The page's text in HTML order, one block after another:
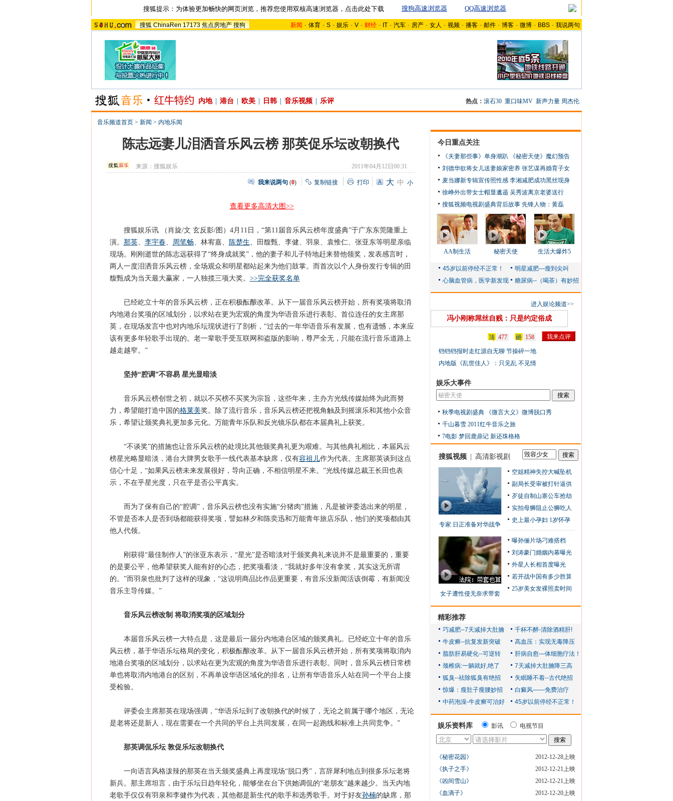
搜狐提示：为体验更加畅快的网页浏览，推荐您使用双核高速浏览器，点击此处下载 搜狗高速浏览器 QQ高速浏览器
搜狐 ChinaRen 17173 焦点房地产 搜狗 新闻 - 体育 - S - 娱乐 - V - 财经 - IT - 汽车 - 房产 - 女人 - 视频 - 播客 - 邮件 - 博客 - 微博 - BBS - 我说两句
内地 港台 欧美 日韩 音乐视频 乐评 热点： 滚石30 重口味MV 新声力量 周杰伦
音乐频道首页 > 新闻 > 内地乐闻
陈志远妻儿泪洒音乐风云榜 那英促乐坛改朝换代
来源：搜狐娱乐 2011年04月12日00:31
我来说两句 (0) 复制链接 打印 大 中 小
查看更多高清大图>>
搜狐娱乐讯 （肖旋/文 玄反影/图）4月11日，“第11届音乐风云榜年度盛典”于广东东莞隆重上
演。 那英、 李宇春、 周笔畅、林宥嘉、 陈楚生、田馥甄、李健、羽泉、袁惟仁、张亚东等明星亲临
现场。刚刚逝世的陈志远获得了“终身成就奖”，他的妻子和儿子特地赶来替他领奖，发表感言时，
两人一度泪洒音乐风云榜，全场观众和明星都站起来为他们鼓掌。而首次以个人身份发行专辑的田
馥甄成为当天最大赢家，一人独揽三项大奖。 >>完全获奖名单
已经屹立十年的音乐风云榜，正在积极酝酿改革。从下一届音乐风云榜开始，所有奖项将取消
内地港台奖项的区域划分，以求站在更为宏观的角度为华语音乐进行表彰。首位连任的女主席那
英，在现场发言中也对内地乐坛现状进行了剖析，“过去的一年华语音乐有发展，也有遗憾，本来应
该有更多年轻歌手出现的。老一辈歌手受互联网和盗版的影响，尊严全无，只能在流行音乐道路上
越走越窄。”
坚持“腔调”不容易 星光显暗淡
音乐风云榜创世之初，就以不买榜不买奖为宗旨，这些年来，主办方光线传媒始终为此而努
力，希望能打造中国的格莱美奖。除了流行音乐，音乐风云榜还把视角触及到摇滚乐和其他小众音
乐，希望让颁奖典礼更加多元化。万能青年乐队和反光镜乐队都在本届典礼上获奖。
“不谈奖”的措施也让音乐风云榜的处境比其他颁奖典礼更为艰难。与其他典礼相比，本届风云
榜星光略显暗淡，港台大牌男女歌手一线代表基本缺席，仅有容祖儿作为代表。主席那英谈到这点
信心十足，“如果风云榜未来发展很好，导向正确，不相信明星不来。”光线传媒总裁王长田也表
示，不在乎星光度，只在乎是否公平真实。
而为了保有自己的“腔调”，音乐风云榜也没有实施“分猪肉”措施，凡是被评委选出来的明星，
不管是否本人是否到场都能获得奖项，譬如林夕和陈奕迅和万能青年旅店乐队，他们的奖项都由其
他人代领。
刚获得“最佳制作人”的张亚东表示，“星光”是否暗淡对于颁奖典礼来说并不是最重要的，重要
的是要公平，他希望获奖人能有好的心态，把奖项看淡，“我就好多年没有拿奖，其实这无所谓
的。”而羽泉也批判了这样的现象，“这说明商品比作品更重要，有音乐没新闻活该倒霉，有新闻没
音乐主导传媒。”
音乐风云榜改制 将取消奖项的区域划分
本届音乐风云榜一大特点是，这是最后一届分内地港台区域的颁奖典礼。已经屹立十年的音乐
风云榜，基于华语乐坛格局的变化，积极酝酿改革。从下一届音乐风云榜开始，所有奖项将取消内
地港台奖项的区域划分，以求站在更为宏观的角度为华语音乐进行表彰。同时，音乐风云榜日常榜
单也将取消内地港台的区别，不再单设华语区域化的排名，让所有华语音乐人站在同一个平台上接
受检验。
评委会主席那英在现场强调，“华语乐坛到了改朝换代的时候了，无论之前属于哪个地区，无论
是老将还是新人，现在需要在一个共同的平台上共同发展，在同一起跑线和标准上共同竞争。”
那英调侃乐坛 敦促乐坛改朝换代
一向语言风格泼辣的那英在当天颁奖盛典上再度现场“脱口秀”，言辞犀利地点到很多乐坛老将
新兵。那主席坦言，由于乐坛日趋年轻化，能够坐在台下供她调侃的“老朋友”越来越少。当天内地
老歌手仅仅有羽泉和李健作为代表，其他都是新生代的歌手和选秀歌手。对于好友孙楠的缺席，那
今日重点关注
《夫妻那些事》单身潮趴
《秘密天使》魔幻预告
刘德华欲将女儿送妻娘家密养 张艺谋再婚育子女
麦当娜新专辑宣传照性感 李湘减肥成功黑丝现身
徐峥外出带女士帽显邋遢 吴秀波离京老婆送行
搜狐视频电视剧盛典背后故事 先锋人物：黄磊
AA制生活 秘密天使 生活大爆炸5
进入娱论频道>>
冯小刚称屌丝自贱：只是约定俗成
顶 477 砸
158
铛铛铛报时走红源自无聊 节操碎一地
内地版《乱世佳人》：只见乱 不见情
娱乐大事件
秋季电视剧盛典
《微言大义》微博脱口秀
千山暮雪 2011红牛音乐之旅
7电影 梦回鹿鼎记 新还珠格格
搜狐视频 高清影视剧
专家:日正准备对华战争
女子遭性侵无奈求带套
空姐精神失控大喊坠机
副局长受审被打针逼供
歹徒自制山寨公车抢劫
实拍母狮阻止公狮吃人
史上最小孕妇 1岁怀孕
曝孙俪片场刁难搭档
刘涛豪门婚姻内幕曝光
外星人长相首度曝光
若开战中国有多少胜算
25岁美女发裸照卖时间
精彩推荐
娱乐资料库 影讯 电视节目
《秘密花园》
2012-12-28上映
《执子之手》
2012-12-21上映
《凶间雪山》
2012-12-21上映
《血滴子》
2012-12-20上映